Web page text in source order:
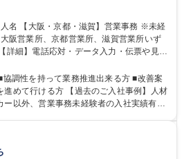
詳細】電話応対・データ入力・伝票や見積
・営業所内で発生する事務業務や業務改
可能です。業務システムがきちんと構築さ
慣れることができる環境です。また、
営業事務 ※未経験可
調性を持って業務推進出来る方 ■改善案
進めて行ける方 【過去のご入社事例】人材
以外、営業事務未経験者の入社実績有
せ、能動的なサポート、改善の動きも期
ストとして、チームに貢献し、結果的に